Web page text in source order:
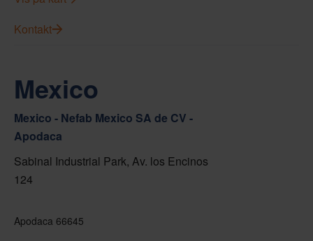
Kontakt
Mexico
Mexico - Nefab Mexico SA de CV -
Apodaca
Sabinal Industrial Park, Av. los Encinos
124
Apodaca 66645